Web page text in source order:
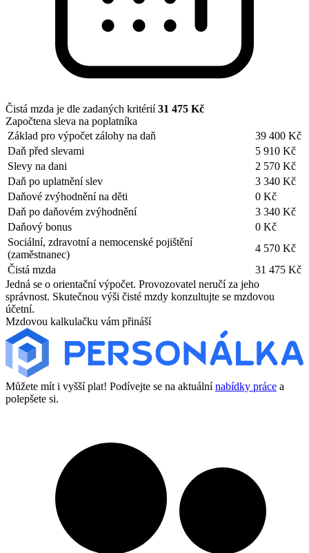
Čistá mzda je dle zadaných kritérií31 475 Kč
Započtena sleva na poplatníka
Základ pro výpočet zálohy na daň
39 400 Kč
Daň před slevami
5 910 Kč
Slevy na dani
2 570 Kč
Daň po uplatnění slev
3 340 Kč
Daňové zvýhodnění na děti
0 Kč
Daň po daňovém zvýhodnění
3 340 Kč
Daňový bonus
0 Kč
Sociální, zdravotní a nemocenské pojištění
(zaměstnanec)
4 570 Kč
Čistá mzda
31 475 Kč
Jedná se o orientační výpočet. Provozovatel neručí za jeho
správnost. Skutečnou výši čisté mzdy konzultujte se mzdovou
účetní.
Mzdovou kalkulačku vám přináší
Můžete mít i vyšší plat! Podívejte se na aktuálnínabídky práce a
polepšete si.